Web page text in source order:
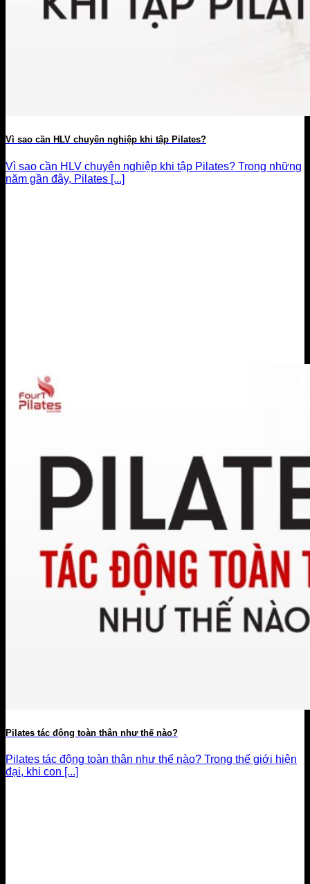
Vì sao cần HLV chuyên nghiệp khi tập Pilates?
Vì sao cần HLV chuyên nghiệp khi tập Pilates? Trong những
năm gần đây, Pilates [...]
Pilates tác động toàn thân như thế nào?
Pilates tác động toàn thân như thế nào? Trong thế giới hiện
đại, khi con [...]